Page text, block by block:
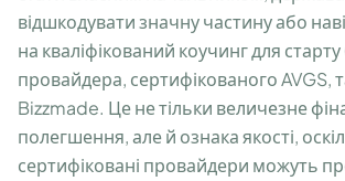
відшкодувати значну частину або
на кваліфікований коучинг для старту
провайдера, сертифікованого AVGS,
Bizzmade. Це не тільки величезне
полегшення, але й ознака якості,
сертифіковані провайдери можуть